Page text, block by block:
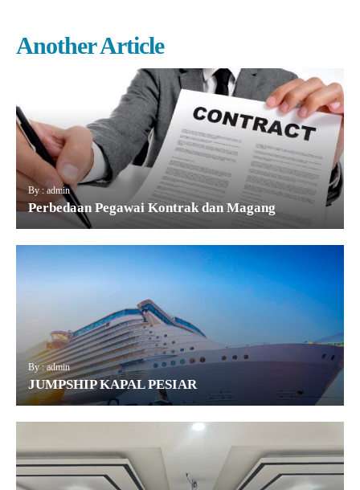
Another Article
By : admin
Perbedaan Pegawai Kontrak dan Magang
By : admin
JUMPSHIP KAPAL PESIAR